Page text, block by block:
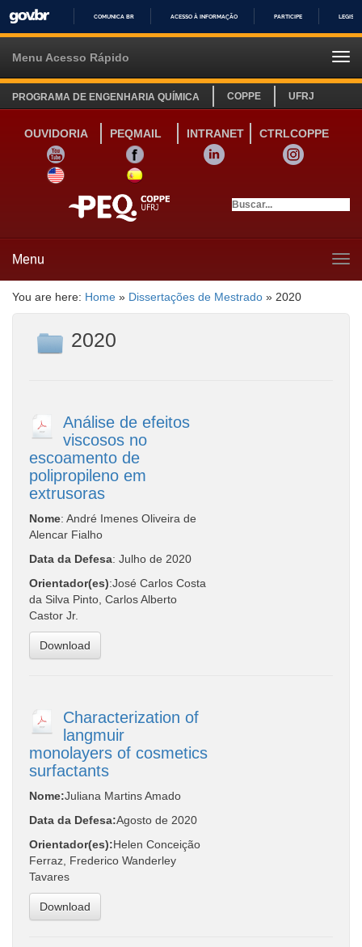
IR
COMUNICA BR ACESSO À INFORMAÇÃO PARTICIPE
Menu Acesso Rápido
PROGRAMA DE ENGENHARIA QUÍMICA COPPE UFRJ
OUVIDORIA PEQMAIL INTRANET
CTRLCOPPE
YOUTUBE
FACEBOOK LINKEDIN
INSTAGRAM
SITE INGLÊS
LINK SITE ESPANHOL
Menu
You are here: Home » Dissertações de Mestrado » 2020
2020
Análise de efeitos
viscosos no
escoamento de
polipropileno em
extrusoras
Nome: André Imenes Oliveira de
Alencar Fialho
Data da Defesa: Julho de 2020
Orientador(es):José Carlos Costa
da Silva Pinto, Carlos Alberto
Castor Jr.
Download
Characterization of
langmuir
monolayers of cosmetics
surfactants
Nome:Juliana Martins Amado
Data da Defesa:Agosto de 2020
Orientador(es):Helen Conceição
Ferraz, Frederico Wanderley
Tavares
Download